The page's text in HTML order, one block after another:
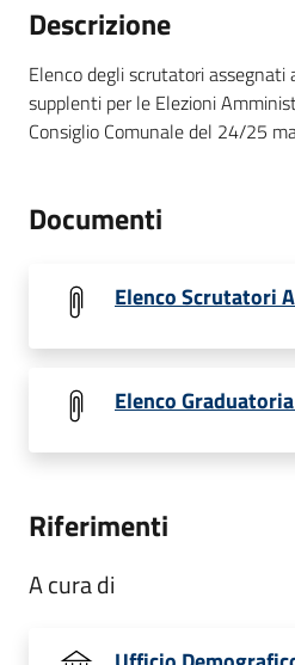
Descrizione
Elenco degli scrutatori assegnati
supplenti per le Elezioni
Consiglio Comunale del 24/25
Documenti
Elenco Scrutatori
Elenco
Riferimenti
A cura di